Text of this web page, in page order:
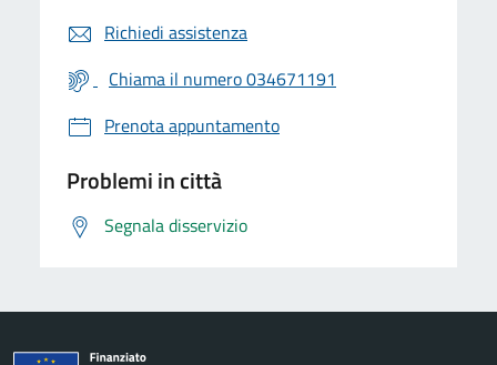
Richiedi assistenza
Chiama il numero 034671191
Prenota appuntamento
Problemi in città
Segnala disservizio